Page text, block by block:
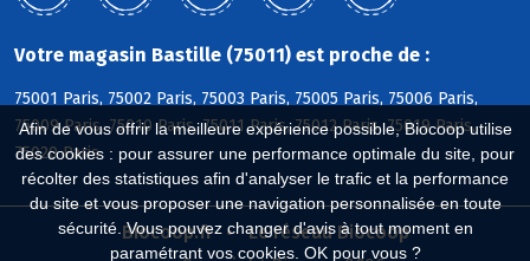
Afin de vous offrir la meilleure expérience possible, Biocoop utilise
des cookies : pour assurer une performance optimale du site, pour
récolter des statistiques afin d'analyser le trafic et la performance
du site et vous proposer une navigation personnalisée en toute
sécurité. Vous pouvez changer d'avis à tout moment en
paramétrant vos cookies. OK pour vous ?
Votre magasin Bastille (75011) est proche de :
75001 Paris, 75002 Paris, 75003 Paris, 75005 Paris, 75006 Paris,
75009 Paris, 75010 Paris, 75011 Paris, 75012 Paris, 75019 Paris,
75020 Paris
Biocoop.fr
Le réseau Biocoop